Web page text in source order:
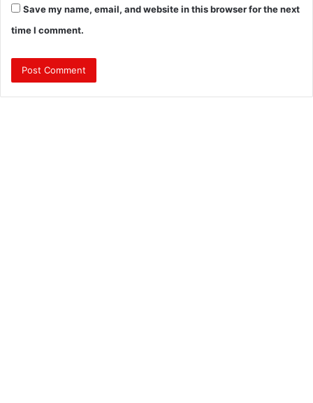
Save my name, email, and website in this browser for the next
time I comment.